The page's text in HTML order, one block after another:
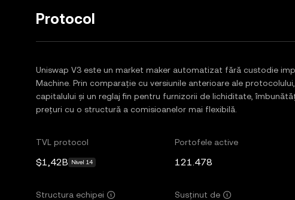
Protocol
Uniswap V3 este un market maker automatizat fără custodie
Machine. Prin comparație cu versiunile anterioare ale
capitalului și un reglaj fin pentru furnizorii de lichiditate,
prețuri cu o structură a comisioanelor mai flexibilă.
TVL protocol
$1,42B Nivel 14
Portofele active
121.478
Structura echipei Susținut de